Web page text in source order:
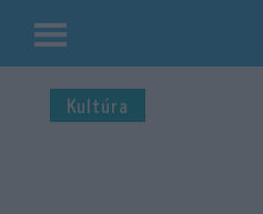
Kilépés
tartalomba
Kultúra